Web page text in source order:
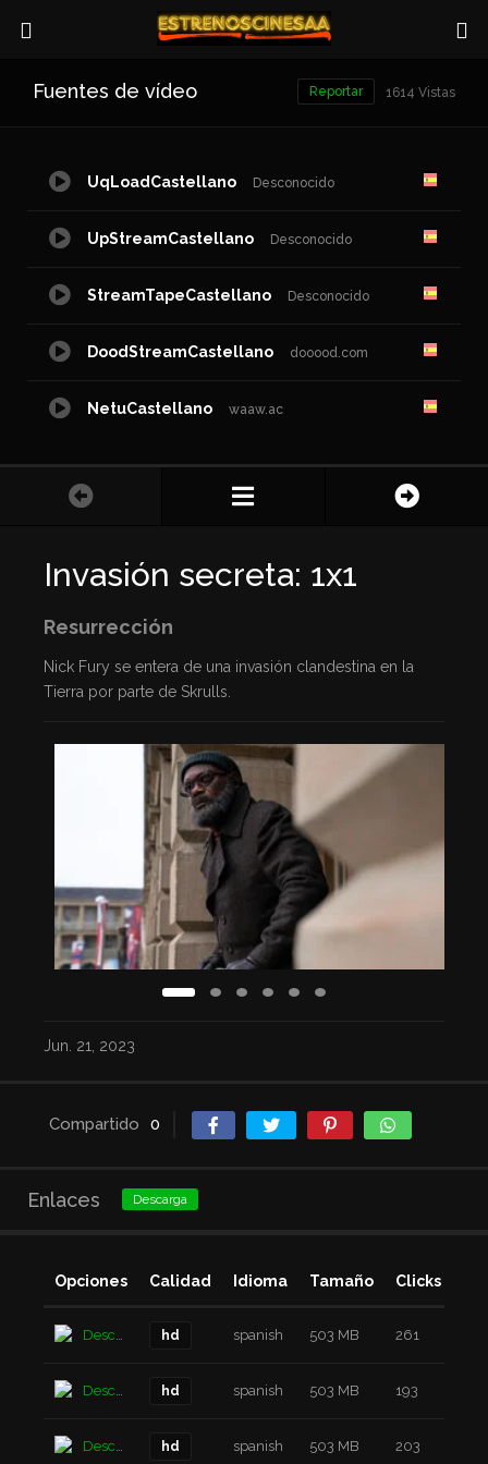
Fuentes de vídeo 1614 Vistas
Reportar
UqLoadCastellano Desconocido
UpStreamCastellano Desconocido
StreamTapeCastellano Desconocido
DoodStreamCastellano dooood.com
NetuCastellano waaw.ac
Invasión secreta: 1x1
Resurrección
Nick Fury se entera de una invasión clandestina en la
Tierra por parte de Skrulls.
Jun. 21, 2023
Compartido 0
Enlaces Descarga
Opciones Calidad Idioma Tamaño Clicks
Descarga hd spanish 503 MB 261
Descarga hd spanish 503 MB 193
Descarga hd spanish 503 MB 203